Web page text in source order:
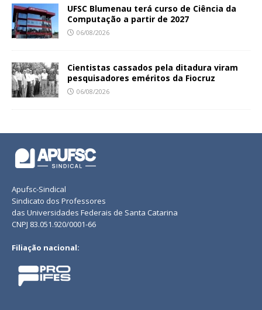
UFSC Blumenau terá curso de Ciência da
Computação a partir de 2027
06/08/2026
Cientistas cassados pela ditadura viram
pesquisadores eméritos da Fiocruz
06/08/2026
Apufsc-Sindical
Sindicato dos Professores
das Universidades Federais de Santa Catarina
CNPJ 83.051.920/0001-66
Filiação nacional: